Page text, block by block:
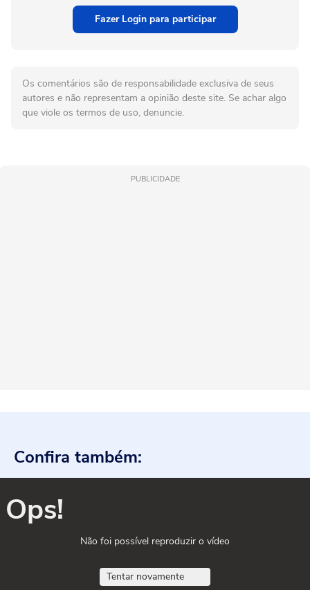
Fazer Login para participar
Os comentários são de responsabilidade exclusiva de seus
autores e não representam a opinião deste site. Se achar algo
que viole os termos de uso, denuncie.
PUBLICIDADE
Confira também:
Ops!
Não foi possível reproduzir o vídeo
Tentar novamente